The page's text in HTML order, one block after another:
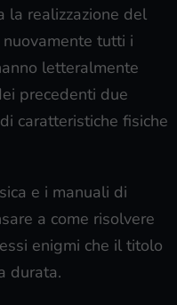
la realizzazione del
tutti i
letteralmente
precedenti due
caratteristiche fisiche
e i manuali di
a come risolvere
enigmi che il titolo
durata.